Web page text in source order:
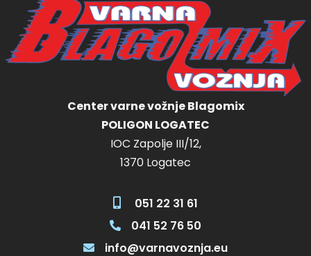
Center varne vožnje Blagomix
POLIGON LOGATEC
IOC Zapolje III/12,
1370 Logatec
051 22 31 61
041 52 76 50
info@varnavoznja.eu